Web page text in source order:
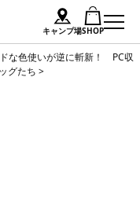
キャンプ場SHOP
な色使いが逆に斬新！ PC収
グたち >